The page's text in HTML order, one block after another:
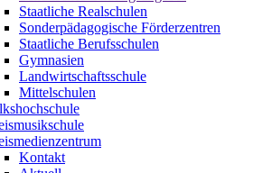
Staatliche Realschulen
Sonderpädagogische Förderzentren
Staatliche Berufsschulen
Gymnasien
Landwirtschaftsschule
Mittelschulen
Kontakt